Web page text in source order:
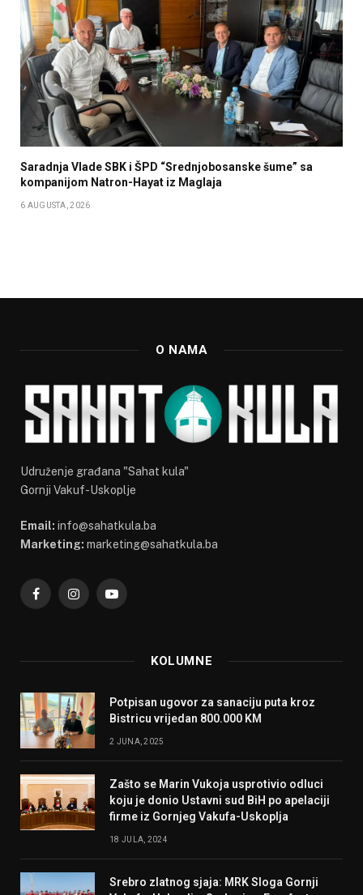
Saradnja Vlade SBK i ŠPD “Srednjobosanske šume” sa
kompanijom Natron-Hayat iz Maglaja
6 AUGUSTA, 2026
O NAMA
Udruženje građana "Sahat kula"
Gornji Vakuf-Uskoplje
Email: info@sahatkula.ba
Marketing: marketing@sahatkula.ba
FacebookInstagramYouTube
KOLUMNE
Potpisan ugovor za sanaciju puta kroz
Bistricu vrijedan 800.000 KM
2 JUNA, 2025
Zašto se Marin Vukoja usprotivio odluci
koju je donio Ustavni sud BiH po apelaciji
firme iz Gornjeg Vakufa-Uskoplja
18 JULA, 2024
Srebro zlatnog sjaja: MRK Sloga Gornji